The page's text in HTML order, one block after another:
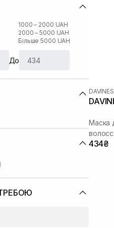
1000 – 2000 UAH
2000 – 5000 UAH
Більше 5000 UAH
До
DAVINES
Маска
434₴